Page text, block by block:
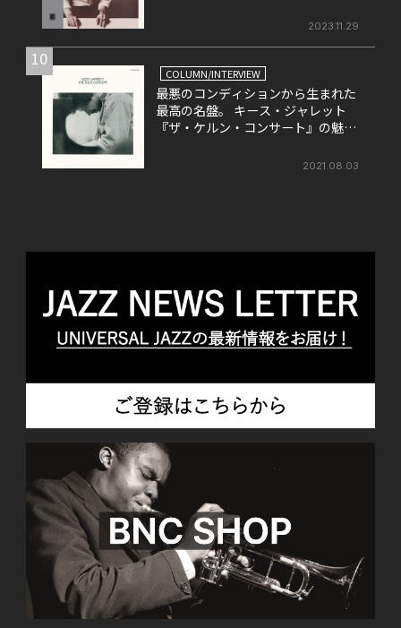
2023.11.29
10
COLUMN/INTERVIEW
最悪のコンディションから生まれた
最高の名盤。 キース・ジャレット
『ザ・ケルン・コンサート』の魅力
2021.08.03